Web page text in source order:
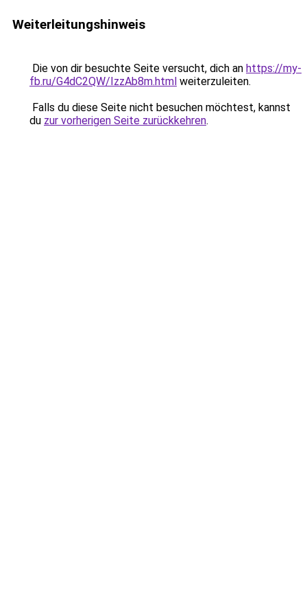
Weiterleitungshinweis
Die von dir besuchte Seite versucht, dich an https://my-
fb.ru/G4dC2QW/IzzAb8m.html weiterzuleiten.
Falls du diese Seite nicht besuchen möchtest, kannst
du zur vorherigen Seite zurückkehren.